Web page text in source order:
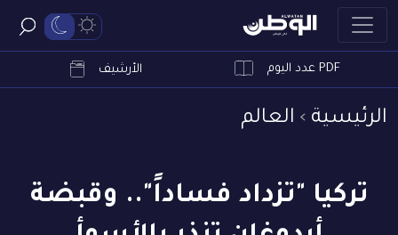
PDF عدد اليوم الأرشيف
الرئيسية العالم
تركيا "تزداد فساداً".. وقبضة